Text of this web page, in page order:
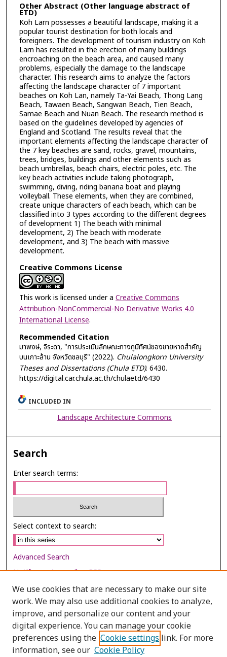
Other Abstract (Other language abstract of
ETD)
Koh Larn possesses a beautiful landscape, making it a
popular tourist destination for both locals and
foreigners. The development of tourism industry on Koh
Larn has resulted in the erection of many buildings
encroaching on the beach area, and caused many
problems, especially the damage to the landscape
character. This research aims to analyze the factors
affecting the landscape character of 7 important
beaches on Koh Lan, namely Ta-Yai Beach, Thong Lang
Beach, Tawaen Beach, Sangwan Beach, Tien Beach,
Samae Beach and Nuan Beach. The research method is
based on the guidelines developed by agencies of
England and Scotland. The results reveal that the
important elements affecting the landscape character of
the 7 key beaches are sand, rocks, gravel, mountains,
trees, bridges, buildings and other elements such as
beach umbrellas, beach chairs, electric poles, etc. The
key beach activities include taking photograph,
swimming, diving, riding banana boat and playing
volleyball. These elements, when they are combined,
create unique characters of each beach, which can be
classified into 3 types according to the different degrees
of development 1) The beach with minimal
development, 2) The beach with moderate
development, and 3) The beach with massive
development.
Creative Commons License
This work is licensed under a Creative Commons
Attribution-NonCommercial-No Derivative Works 4.0
International License.
Recommended Citation
มาพงษ์, จิระดา, "การประเมินลักษณะทางภูมิทัศน์ของชายหาดสำคัญ
บนเกาะล้าน จังหวัดชลบุรี" (2022). Chulalongkorn University
Theses and Dissertations (Chula ETD). 6430.
https://digital.car.chula.ac.th/chulaetd/6430
INCLUDED IN
Landscape Architecture Commons
Search
Enter search terms:
Select context to search:
Advanced Search
Notify me via email orRSS
Browse
Collections
Disciplines
Authors
We use cookies that are necessary to make our site
work. We may also use additional cookies to analyze,
improve, and personalize our content and your
digital experience. You can manage your cookie
preferences using the Cookie settings link. For more
information, see our Cookie Policy